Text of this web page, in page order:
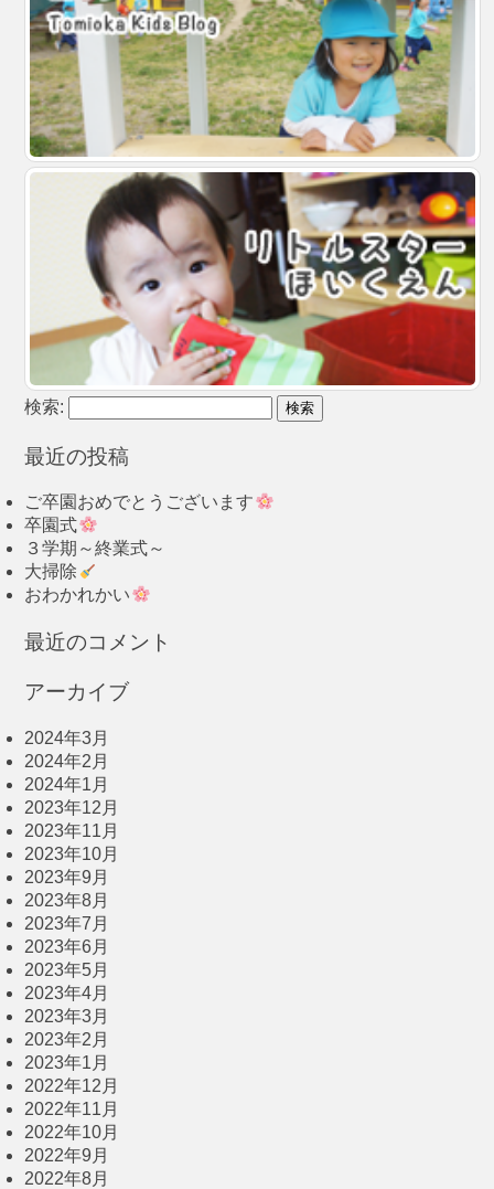
検索:
最近の投稿
ご卒園おめでとうございます
卒園式
３学期～終業式～
大掃除
おわかれかい
最近のコメント
アーカイブ
2024年3月
2024年2月
2024年1月
2023年12月
2023年11月
2023年10月
2023年9月
2023年8月
2023年7月
2023年6月
2023年5月
2023年4月
2023年3月
2023年2月
2023年1月
2022年12月
2022年11月
2022年10月
2022年9月
2022年8月